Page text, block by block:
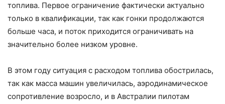
топлива. Первое ограничение фактически актуально
только в квалификации, так как гонки продолжаются
больше часа, и поток приходится ограничивать на
значительно более низком уровне.
В этом году ситуация с расходом топлива обострилась,
так как масса машин увеличилась, аэродинамическое
сопротивление возросло, и в Австралии пилотам